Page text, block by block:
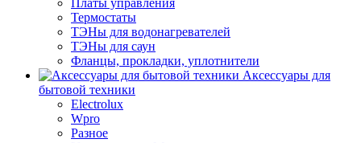
Платы управления
Термостаты
ТЭНы для водонагревателей
ТЭНы для саун
Фланцы, прокладки, уплотнители
Аксессуары для
бытовой техники
Electrolux
Wpro
Разное